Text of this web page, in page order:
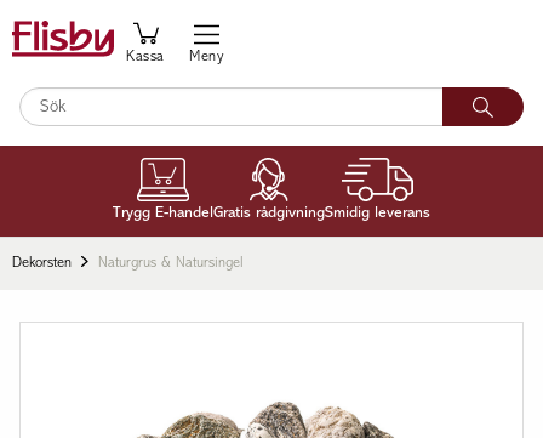
Meny
Kassa
Trygg E-handel Gratis rådgivningSmidig leverans
Dekorsten Naturgrus & Natursingel